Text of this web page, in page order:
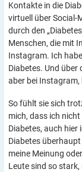
Kontakte in die
virtuell über Social-
durch den
Menschen, die mit
Instagram. Ich
Diabetes. Und über
aber bei Instagram,
So fühlt sie sich
mich, dass ich
Diabetes, auch hier
Diabetes
meine Meinung
Leute sind so stark,